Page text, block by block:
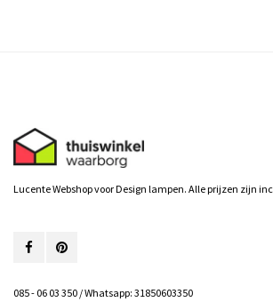
Lucente Webshop voor Design lampen. Alle prijzen zijn
085 - 06 03 350 / Whatsapp: 31850603350